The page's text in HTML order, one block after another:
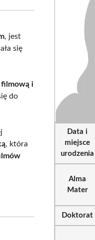
, jest
się
filmową i
do
, która
Data i
miejsce
urodzenia
Alma
Mater
Doktorat